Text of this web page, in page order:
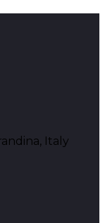
Italy